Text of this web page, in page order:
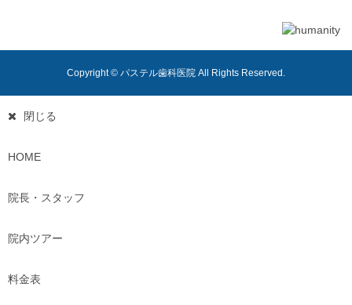
Copyright © パステル歯科医院 All Rights Reserved.
閉じる
HOME
院長・スタッフ
院内ツアー
料金表